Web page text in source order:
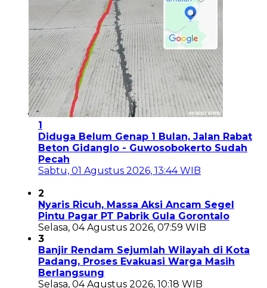
1
Diduga Belum Genap 1 Bulan, Jalan Rabat
Beton Gidanglo - Guwosobokerto Sudah
Pecah
Sabtu, 01 Agustus 2026, 13:44 WIB
2
Nyaris Ricuh, Massa Aksi Ancam Segel
Pintu Pagar PT Pabrik Gula Gorontalo
Selasa, 04 Agustus 2026, 07:59 WIB
3
Banjir Rendam Sejumlah Wilayah di Kota
Padang, Proses Evakuasi Warga Masih
Berlangsung
Selasa, 04 Agustus 2026, 10:18 WIB